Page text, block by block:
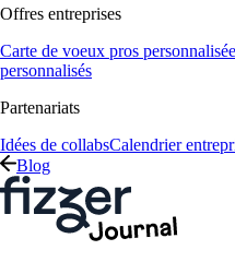
Offres entreprises
Carte de voeux pros
personnalisés
Partenariats
Idées de collabsCalendrier
Blog